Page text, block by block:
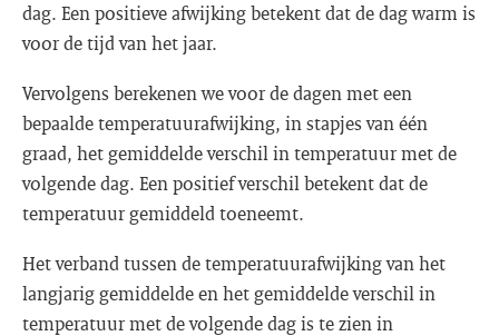
dag. Een positieve afwijking betekent dat de dag warm is
voor de tijd van het jaar.
Vervolgens berekenen we voor de dagen met een
bepaalde temperatuurafwijking, in stapjes van één
graad, het gemiddelde verschil in temperatuur met de
volgende dag. Een positief verschil betekent dat de
temperatuur gemiddeld toeneemt.
Het verband tussen de temperatuurafwijking van het
langjarig gemiddelde en het gemiddelde verschil in
temperatuur met de volgende dag is te zien in